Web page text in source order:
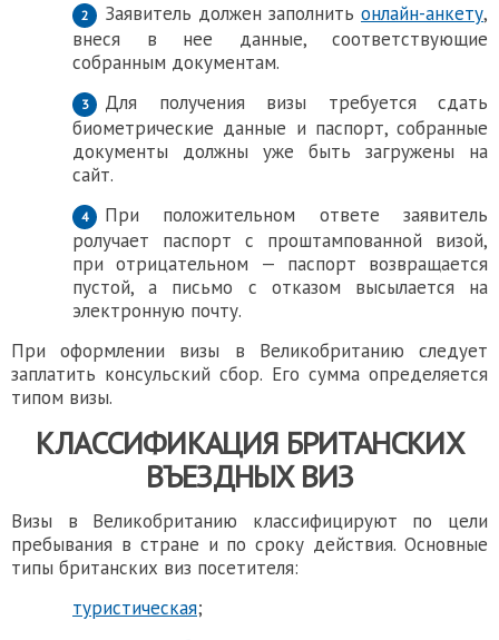
Заявитель должен заполнить онлайн-анкету,
внеся в нее данные, соответствующие
собранным документам.
Для получения визы требуется сдать
биометрические данные и паспорт, собранные
документы должны уже быть загружены на
сайт.
При положительном ответе заявитель
ролучает паспорт с проштампованной визой,
при отрицательном — паспорт возвращается
пустой, а письмо с отказом высылается на
электронную почту.
При оформлении визы в Великобританию следует
заплатить кoнсульский сбор. Его сумма определяется
типом визы.
КЛАССИФИКАЦИЯ БРИТАНСКИХ
ВЪЕЗДНЫХ ВИЗ
Визы в Великобританию классифицируют по цели
пребывания в стране и по сроку действия. Основные
типы британских виз посетителя:
туристическая;